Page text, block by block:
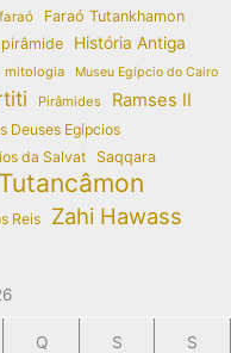
faraó Faraó Tutankhamon
História Antiga
mitologia Museu Egípcio do Cairo
Pirâmides Ramses II
Deuses Egípcios
da Salvat
Saqqara
Tutancâmon
Reis Zahi Hawass
Q S S